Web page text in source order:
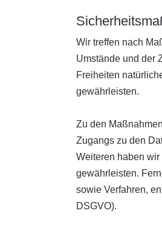
Wir treffen nach
Umstände und der
Freiheiten
gewährleisten.
Zu den
Zugangs zu den
Weiteren haben
gewährleisten.
sowie Verfahren,
DSGVO).